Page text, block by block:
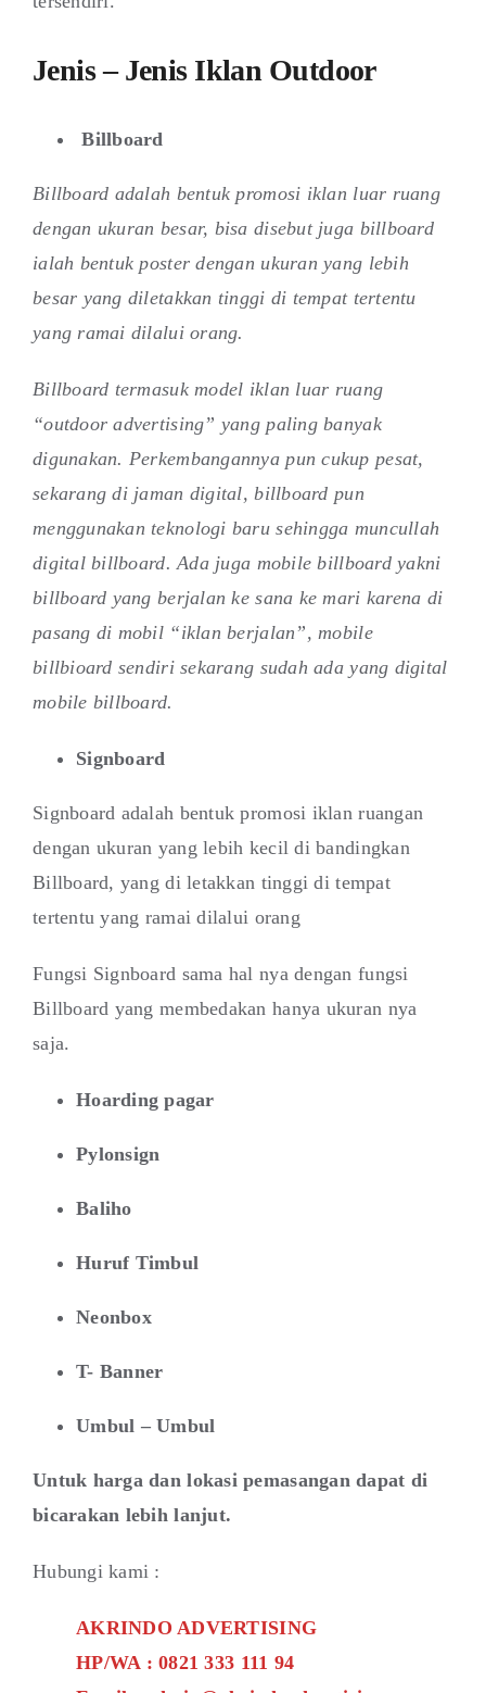
Jenis – Jenis Iklan Outdoor
Billboard
Billboard adalah bentuk promosi iklan luar ruang
dengan ukuran besar, bisa disebut juga billboard
ialah bentuk poster dengan ukuran yang lebih
besar yang diletakkan tinggi di tempat tertentu
yang ramai dilalui orang.
Billboard termasuk model iklan luar ruang
“outdoor advertising” yang paling banyak
digunakan. Perkembangannya pun cukup pesat,
sekarang di jaman digital, billboard pun
menggunakan teknologi baru sehingga muncullah
digital billboard. Ada juga mobile billboard yakni
billboard yang berjalan ke sana ke mari karena di
pasang di mobil “iklan berjalan”, mobile
billbioard sendiri sekarang sudah ada yang digital
mobile billboard.
Signboard
Signboard adalah bentuk promosi iklan ruangan
dengan ukuran yang lebih kecil di bandingkan
Billboard, yang di letakkan tinggi di tempat
tertentu yang ramai dilalui orang
Fungsi Signboard sama hal nya dengan fungsi
Billboard yang membedakan hanya ukuran nya
saja.
Hoarding pagar
Pylonsign
Baliho
Huruf Timbul
Neonbox
T- Banner
Umbul – Umbul
Untuk harga dan lokasi pemasangan dapat di
bicarakan lebih lanjut.
Hubungi kami :
AKRINDO ADVERTISING
HP/WA : 0821 333 111 94